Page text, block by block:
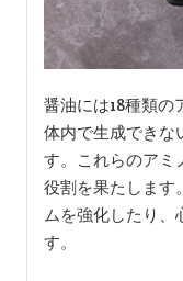
醤油には18種類の
体内で生成できな
す。これらのアミ
役割を果たします
ムを強化したり、
す。